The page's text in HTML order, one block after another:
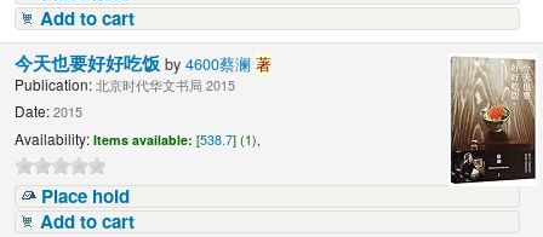
Add to cart
今天也要好好吃饭by4600蔡澜著
Publication: 北京时代华文书局 2015
Date: 2015
Availability: Items available: [538.7] (1),
Place hold
Add to cart